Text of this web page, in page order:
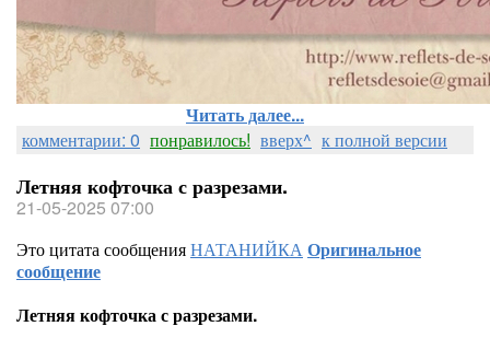
Читать далее...
комментарии: 0 понравилось! вверх^ к полной версии
Летняя кофточка с разрезами.
21-05-2025 07:00
Это цитата сообщенияНАТАНИЙКАОригинальное
сообщение
Летняя кофточка с разрезами.